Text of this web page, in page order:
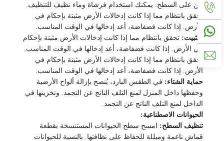
من على السطح. يمكنك استخدام فرشاة وماء نظيف للتنظيف.
تحقق بانتظام مما إذا كانت إدخالات الأرض مثبتة بإحكام في
الأرض. إذا كانت فضفاضة، أعد إدخالها في الوقت المناسب.
التثبيت: تحقق بانتظام مما إذا كانت إدخالات الأرض مثبتة بإحكام
في الأرض. إذا كانت فضفاضة، أعد إدخالها في الوقت المناسب.
تحقق بانتظام مما إذا كانت إدخالات الأرض مثبتة بإحكام في
الأرض. إذا كانت فضفاضة، أعد إدخالها في الوقت المناسب.
حماية الشتاء: في الطقس البارد، يُنصح بإزالة ألواح الأرضية
وحفظها داخل المنزل لمنع التلف الناتج عن التجمد. وتخزينها في
الداخل لمنع التلف الناتج عن التجمد.
الحيوانات الاصطناعية:
تنظيف السطح:
امسح سطح الحيوانات المستنسخة بقطعة
قماش ناعمة ومبللة للحفاظ على نظافتها. بالنسبة للحيوانات